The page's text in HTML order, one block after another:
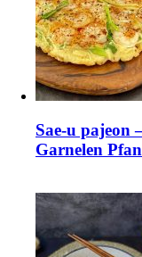
Sae-u pajeon
Garnelen